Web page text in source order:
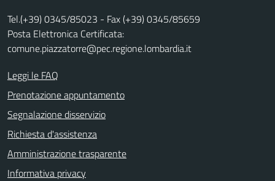
Tel.(+39) 0345/85023 - Fax (+39) 0345/85659
Posta Elettronica Certificata:
comune.piazzatorre@pec.regione.lombardia.it
Leggi le FAQ
Prenotazione appuntamento
Segnalazione disservizio
Richiesta d'assistenza
Amministrazione trasparente
Informativa privacy